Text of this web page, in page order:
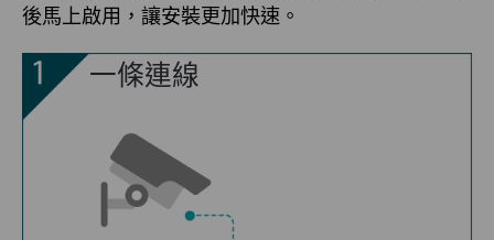
後馬上啟用，讓安裝更加快速。
一條連線